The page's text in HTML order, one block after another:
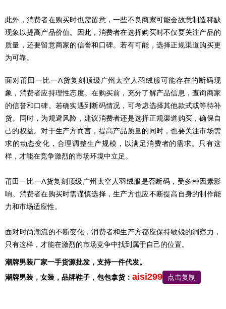
此外，消费者在购买时也需留意，一些不良商家可能会故意制造稀缺
现象以提高产品价值。因此，消费者在选择购买时不仅要关注产品的
质量，还要留意商家的信誉和口碑。若有可能，选择正规渠道购买更
为可靠。
面对莆田一比一A货复刻顶级广州太空人羽绒服可能存在的断码现
象，消费者应持理性态度。在购买前，充分了解产品信息，查询商家
的信誉和口碑。若确实遇到断码情况，可考虑选择其他款式或等待补
货。同时，为规避风险，建议消费者还是选择正规渠道购买，确保自
己的权益。对于生产方而言，提高产品质量的同时，也要关注市场需
求的动态变化，合理调整生产规模，以满足消费者的需求。只有这
样，才能在竞争激烈的市场环境中立足。
莆田一比一A货复刻顶级广州太空人羽绒服是否断码，受多种因素影
响。消费者在购买时需谨慎选择，生产方也应不断提高自身的制作能
力和市场适应性。
面对时尚潮流的不断变化，消费者和生产方都应保持敏锐的洞察力，
只有这样，才能在激烈的市场竞争中找到属于自己的位置。
潮牌男装厂家一手货源批发，支持一件代发。
潮牌男装， 女装，品牌鞋子，包包拿货： aisi299 点击复制